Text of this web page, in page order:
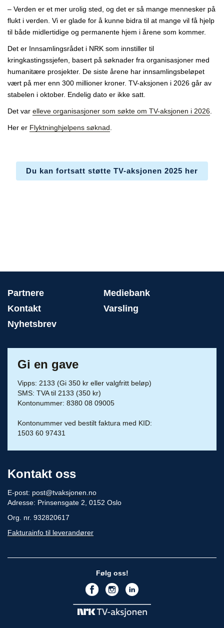
– Verden er et mer urolig sted, og det er så mange mennesker på
flukt i verden. Vi er glade for å kunne bidra til at mange vil få hjelp
til både midlertidige og permanente hjem i årene som kommer.
Det er Innsamlingsrådet i NRK som innstiller til
kringkastingssjefen, basert på søknader fra organisasjoner med
humanitære prosjekter. De siste årene har innsamlingsbeløpet
vært på mer enn 300 millioner kroner. TV-aksjonen i 2026 går av
stabelen i oktober. Endelig dato er ikke satt.
Det var elleve organisasjoner som søkte om TV-aksjonen i 2026
Her er Flyktninghjelpens søknad
Du kan fortsatt støtte TV-aksjonen 2025 her
Partnere
Mediebank
Kontakt
Varsling
Nyhetsbrev
Gi en gave
Vipps: 2133 (Gi 350 kr eller valgfritt beløp)
SMS: TVA til 2133 (350 kr)
Kontonummer: 8380 08 09005
Kontonummer ved bestilt faktura med KID:
1503 60 97431
Kontakt oss
E-post: post@tvaksjonen.no
Adresse: Prinsensgate 2, 0152 Oslo
Org. nr. 932820617
Fakturainfo til leverandører
Følg oss!